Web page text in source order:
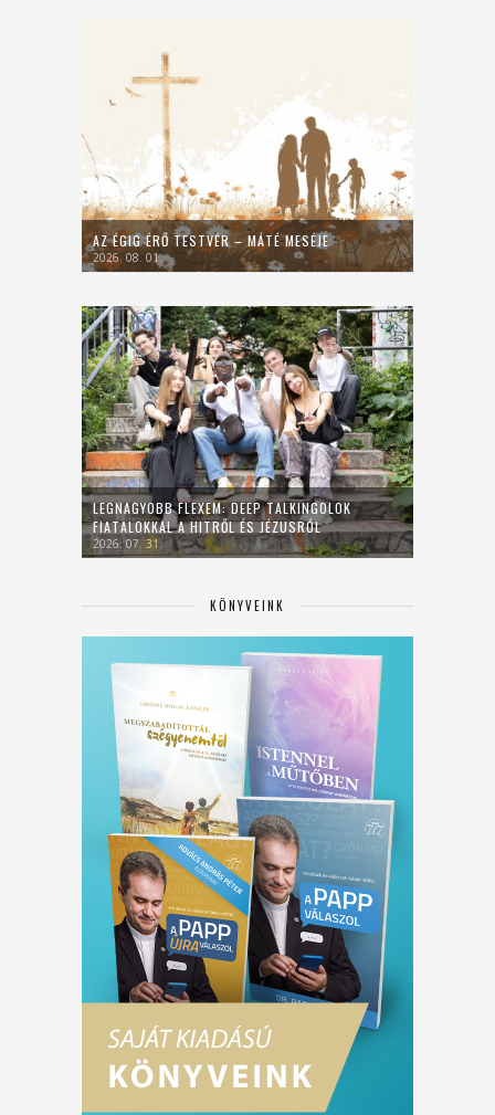
AZ ÉGIG ÉRŐ TESTVÉR – MÁTÉ MESÉJE
2026. 08. 01.
LEGNAGYOBB FLEXEM: DEEP TALKINGOLOK
FIATALOKKAL A HITRŐL ÉS JÉZUSRÓL
2026. 07. 31.
KÖNYVEINK